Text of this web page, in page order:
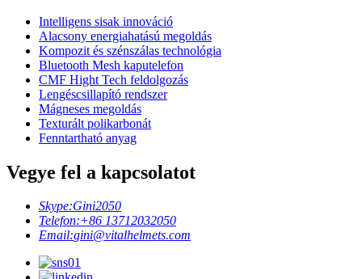
Intelligens sisak innováció
Alacsony energiahatású megoldás
Kompozit és szénszálas technológia
Bluetooth Mesh kaputelefon
CMF Hight Tech feldolgozás
Lengéscsillapító rendszer
Mágneses megoldás
Texturált polikarbonát
Fenntartható anyag
Vegye fel a kapcsolatot
Skype:Gini2050
Telefon:+86 13712032050
Email:gini@vitalhelmets.com